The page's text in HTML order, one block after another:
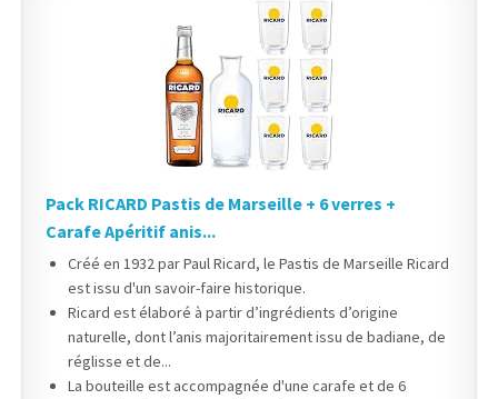
Pack RICARD Pastis de Marseille + 6 verres +
Carafe Apéritif anis...
Créé en 1932 par Paul Ricard, le Pastis de Marseille Ricard
est issu d'un savoir-faire historique.
Ricard est élaboré à partir d’ingrédients d’origine
naturelle, dont l’anis majoritairement issu de badiane, de
réglisse et de...
La bouteille est accompagnée d'une carafe et de 6